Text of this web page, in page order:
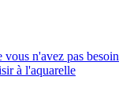
n'avez pas besoin
à l'aquarelle